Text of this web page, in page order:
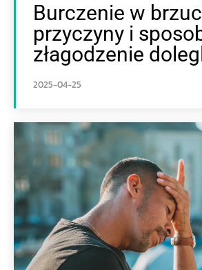
Burczenie w
przyczyny i
złagodzenie
2025-04-25